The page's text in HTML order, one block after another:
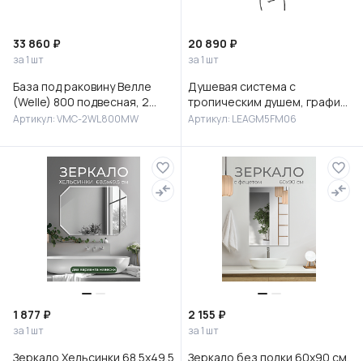
33 860 ₽
за 1 шт
База под раковину Велле
(Welle) 800 подвесная, 2
выкатных ящика микролифт,
Артикул: VMC-2WL800MW
20 890 ₽
за 1 шт
Душевая система с
тропическим душем, графит,
Лип (Leap), Milardo,
Артикул: LEAGM5FM06
1 877 ₽
за 1 шт
Зеркало Хельсинки 68.5х49.5
2 155 ₽
за 1 шт
Зеркало без полки 60х90 см,